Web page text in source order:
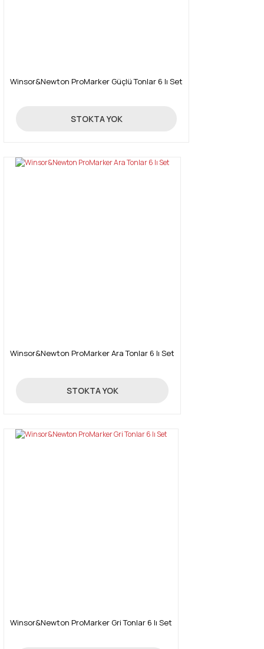
Winsor&Newton ProMarker Güçlü Tonlar 6 lı Set
131,18 TL
STOKTA YOK
Winsor&Newton ProMarker Ara Tonlar 6 lı Set
131,18 TL
STOKTA YOK
Winsor&Newton ProMarker Gri Tonlar 6 lı Set